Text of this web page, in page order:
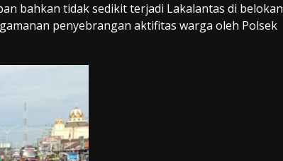
bahkan tidak sedikit terjadi Lakalantas di belokan
penyebrangan aktifitas warga oleh Polsek